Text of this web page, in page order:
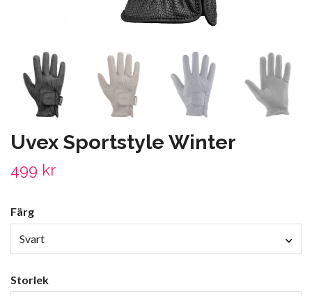
Uvex Sportstyle Winter
499 kr
Färg
Svart
Storlek